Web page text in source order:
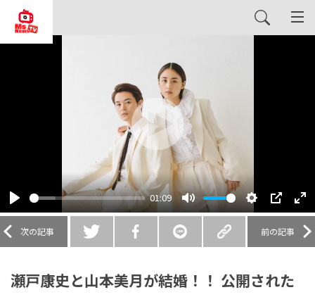
Play
01:09
Mute Settings
PIP
Play
次の記事 前の記事
瀬戸康史と山本美月が結婚！！ 公開された